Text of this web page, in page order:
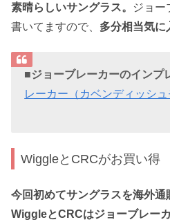
素晴らしいサングラス。
ジョー
書いてますので、 多分相当気に
■ジョーブレーカーのインプ
レーカー（カベンディッシ
WiggleとCRCがお買い得
今回初めてサングラスを海外通
WiggleとCRCはジョーブレー